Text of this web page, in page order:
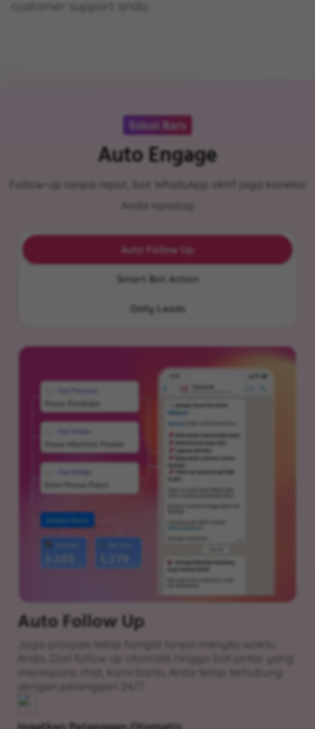
Solusi Baru
Auto Engage
Follow-up tanpa repot, bot WhatsApp aktif jaga koneksi
Anda nonstop
Auto Follow Up
Smart Bot Action
Daily Leads
Auto Follow Up